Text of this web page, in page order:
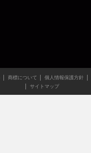
商標について 個人情報保護方針
サイトマップ